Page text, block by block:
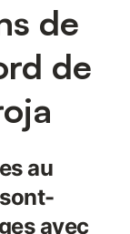
de
de
au
avec